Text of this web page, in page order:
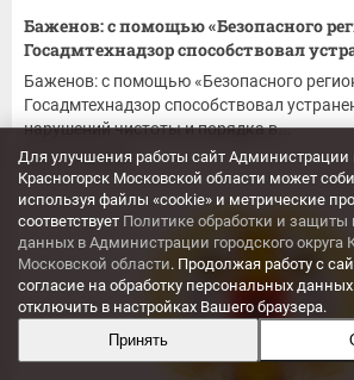
Баженов: с помощью «Безопасного
Госадмтехнадзор способствовал
Баженов: с помощью «Безопасного
Госадмтехнадзор способствовал
нарушений чистоты и порядка в...
07.10.2021
Для улучшения работы сайт Администрации
Красногорск Московской области может
используя файлы «cookie» и метрические
соответствует Политике обработки и защиты
данных в Администрации городского округа
Московской области. Продолжая работу с
согласие на обработку персональных
отключить в настройках Вашего браузера.
Принять